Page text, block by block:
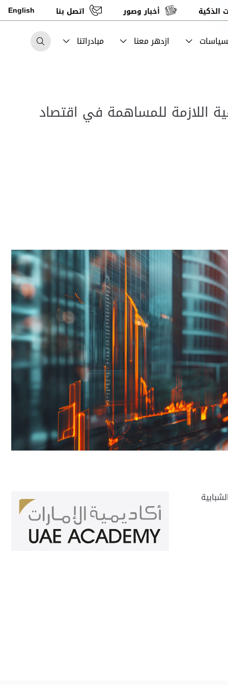
الذكية أخبار وصور اتصل بنا English
ازدهر معنا مبادراتنا
اللازمة للمساهمة في اقتصاد